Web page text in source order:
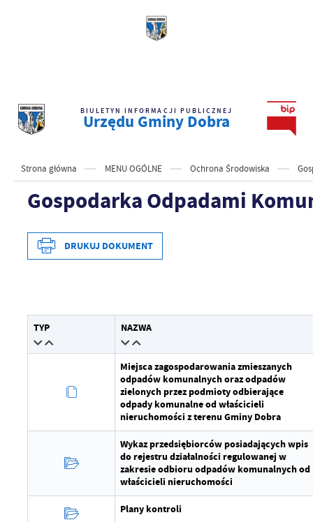
BIULETYN INFORMACJI PUBLICZNEJ
Urzędu Gminy Dobra
Strona główna MENU OGÓLNE Ochrona Środowiska
Gospodarka Odpadami
Wytworzył
Data opublikowania
Data ostatniej aktualizacji
Ostatnio zaktualizował
DRUKUJ DOKUMENT
TYP NAZWA
Miejsca zagospodarowania zmieszanych
odpadów komunalnych oraz odpadów
zielonych przez podmioty odbierające
odpady komunalne od właścicieli
nieruchomości z terenu Gminy Dobra
Wykaz przedsiębiorców posiadających wpis
do rejestru działalności regulowanej w
zakresie odbioru odpadów komunalnych od
właścicieli nieruchomości
Plany kontroli